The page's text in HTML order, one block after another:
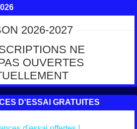
2026-2027
NE
OUVERTES
D'ESSAI GRATUITES